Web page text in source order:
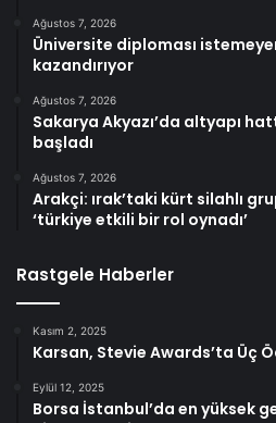
Ağustos 7, 2026
Üniversite diploması
kazandırıyor
Ağustos 7, 2026
Sakarya Akyazı’da altyapı
başladı
Ağustos 7, 2026
Arakçi: ırak’taki kürt silahlı
‘türkiye etkili bir rol oynadı’
Rastgele Haberler
Kasım 2, 2025
Karsan, Stevie Awards’ta Üç
Eylül 12, 2025
Borsa İstanbul’da en yüksek